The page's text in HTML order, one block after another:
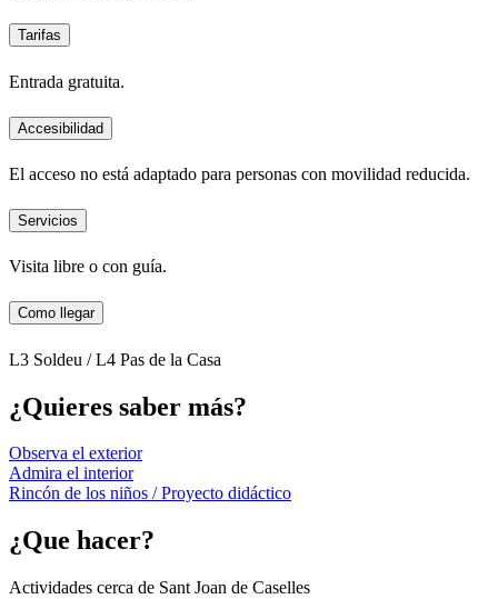
Tarifas
Entrada gratuita.
Accesibilidad
El acceso no está adaptado para personas con movilidad reducida.
Servicios
Visita libre o con guía.
Como llegar
L3 Soldeu / L4 Pas de la Casa
¿Quieres saber más?
Observa el exterior
Admira el interior
Rincón de los niños / Proyecto didáctico
¿Que hacer?
Actividades cerca de Sant Joan de Caselles